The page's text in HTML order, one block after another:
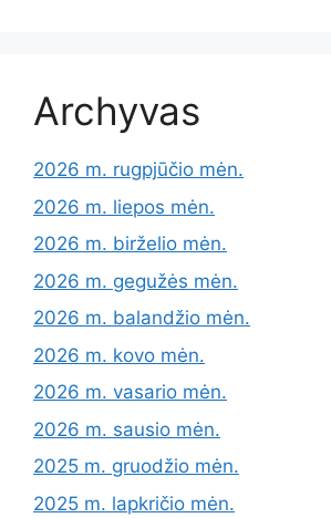
Archyvas
2026 m. rugpjūčio mėn.
2026 m. liepos mėn.
2026 m. birželio mėn.
2026 m. gegužės mėn.
2026 m. balandžio mėn.
2026 m. kovo mėn.
2026 m. vasario mėn.
2026 m. sausio mėn.
2025 m. gruodžio mėn.
2025 m. lapkričio mėn.